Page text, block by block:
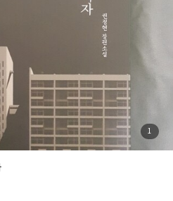
서도 느낄수 있듯이 소설은 처음부
감싸고 있으면서 기묘하고 어이없
민이 겪게 되는 현실과 환상 또는
쪽
절하지만 어딘가 불편하고 위화감
멍가게 이층에 이사온 수상한 여
스러운 얼떨결에 입양한 아이와 그
를 잃은 민의 죄책감에서 만든 망상
까운 사람들이 만들어 낸 치밀한 음
하며 이야기는 끊임없이 모든 상황
현실인지 환상인지 알수 없는 경계
르기까지 몽환적인 분위기로 이끌
첨
부
사
1